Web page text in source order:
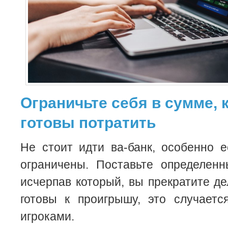
Ограничьте себя в сумме,
готовы потратить
Не стоит идти ва-банк, особенно
ограничены. Поставьте
исчерпав который, вы прекратите
готовы к проигрышу, это
игроками.